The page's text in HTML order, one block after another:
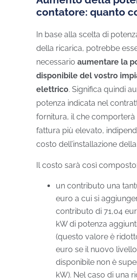
contatore: quanto
In base alla scelta di
della ricarica, potrebbe
necessario aumentare la
disponibile del vostro
elettrico. Significa quindi
potenza indicata nel
fornitura, il che comporterà
fattura più elevato,
costo dell’installazione
Il costo sarà così composto:
un contributo una
euro a cui si
contributo di 71,04
kW di potenza
(questo valore è
euro se il nuovo
disponibile non è
kW). Nel caso di una